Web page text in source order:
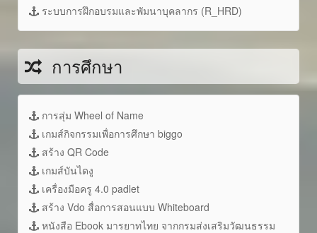
ระบบการฝึกอบรมและพัมนาบุคลากร (R_HRD)
การศึกษา
การสุ่ม Wheel of Name
เกมส์กิจกรรมเพื่อการศึกษา biggo
สร้าง QR Code
เกมส์บันไดงู
เครื่องมือครู 4.0 padlet
สร้าง Vdo สื่อการสอนแบบ Whiteboard
หนังสือ Ebook มารยาทไทย จากกรมส่งเสริมวัฒนธรรม